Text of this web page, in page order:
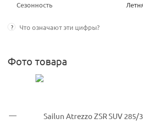
Сезонность
? Что означают эти цифры?
Фото товара